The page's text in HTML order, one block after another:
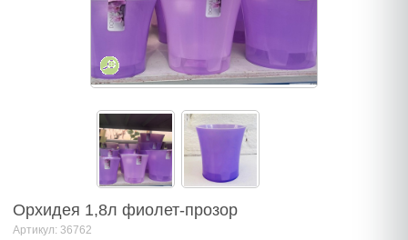
Орхидея 1,8л фиолет-прозор
Артикул: 36762